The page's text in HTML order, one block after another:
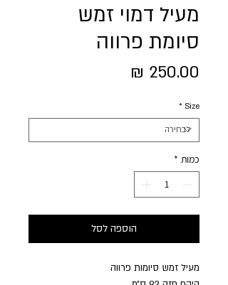
מעיל דמוי זמש
סיומת פרווה
Size
*
כמות *
הוספה לסל
מעיל זמש סיומות פרווה